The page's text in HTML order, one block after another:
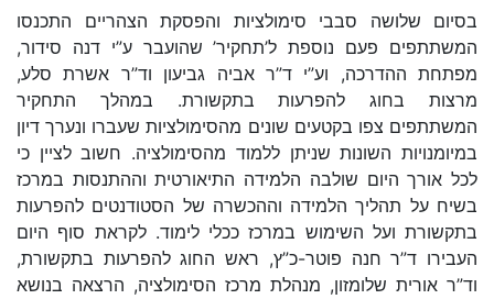
בסיום שלושה סבבי סימולציות והפסקת הצהריים התכנסו
המשתתפים פעם נוספת ל’תחקיר’ שהועבר ע”י דנה סידור,
מפתחת ההדרכה, וע”י ד”ר אביה גביעון וד”ר אשרת סלע,
מרצות בחוג להפרעות בתקשורת. במהלך התחקיר
המשתתפים צפו בקטעים שונים מהסימולציות שעברו ונערך דיון
במיומנויות השונות שניתן ללמוד מהסימולציה. חשוב לציין כי
לכל אורך היום שולבה הלמידה התיאורטית וההתנסות במרכז
בשיח על תהליך הלמידה וההכשרה של הסטודנטים להפרעות
בתקשורת ועל השימוש במרכז ככלי לימוד. לקראת סוף היום
העבירו ד”ר חנה פוטר-כ”ץ, ראש החוג להפרעות בתקשורת,
וד”ר אורית שלומזון, מנהלת מרכז הסימולציה, הרצאה בנושא